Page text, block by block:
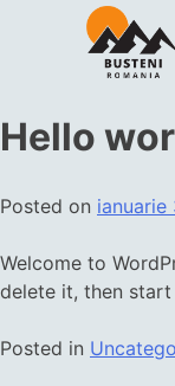
Hello
Posted on ianuarie
Welcome to
delete it, then
Posted in